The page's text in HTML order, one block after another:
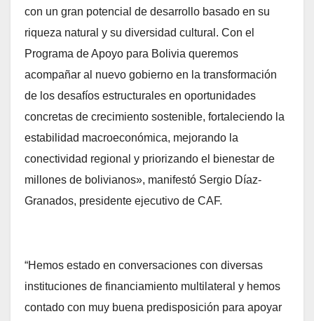
con un gran potencial de desarrollo basado en su
riqueza natural y su diversidad cultural. Con el
Programa de Apoyo para Bolivia queremos
acompañar al nuevo gobierno en la transformación
de los desafíos estructurales en oportunidades
concretas de crecimiento sostenible, fortaleciendo la
estabilidad macroeconómica, mejorando la
conectividad regional y priorizando el bienestar de
millones de bolivianos», manifestó Sergio Díaz-
Granados, presidente ejecutivo de CAF.
“Hemos estado en conversaciones con diversas
instituciones de financiamiento multilateral y hemos
contado con muy buena predisposición para apoyar